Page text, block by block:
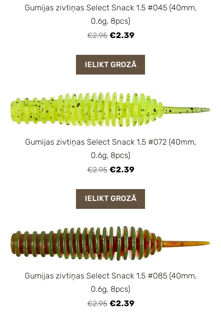
Gumijas zivtiņas Select Snack 1.5 #045 (40mm,
0.6g, 8pcs)
€2.95 €2.39
IELIKT GROZĀ
Gumijas zivtiņas Select Snack 1.5 #072 (40mm,
0.6g, 8pcs)
€2.95 €2.39
IELIKT GROZĀ
Gumijas zivtiņas Select Snack 1.5 #085 (40mm,
0.6g, 8pcs)
€2.95 €2.39